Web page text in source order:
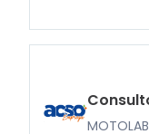
MOTOLAB